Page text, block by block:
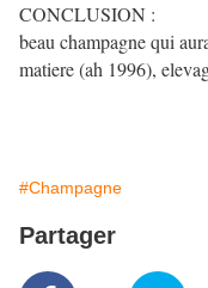
CONCLUSION :
beau champagne qui
matiere (ah 1996),
#Champagne
Partager